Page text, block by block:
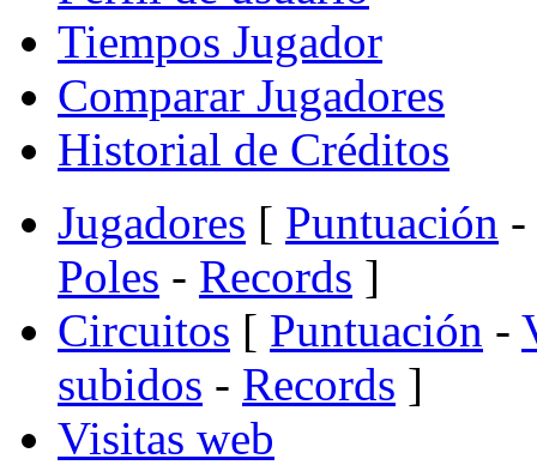
Tiempos Jugador
Comparar Jugadores
Historial de Créditos
Jugadores [ Puntuación -
Poles - Records ]
Circuitos [ Puntuación -
subidos - Records ]
Visitas web